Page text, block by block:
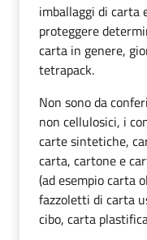
imballaggi di carta
proteggere
carta in genere,
tetrapack.
Non sono da
non cellulosici, i
carte sintetiche,
carta, cartone e
(ad esempio carta
fazzoletti di carta
cibo, carta